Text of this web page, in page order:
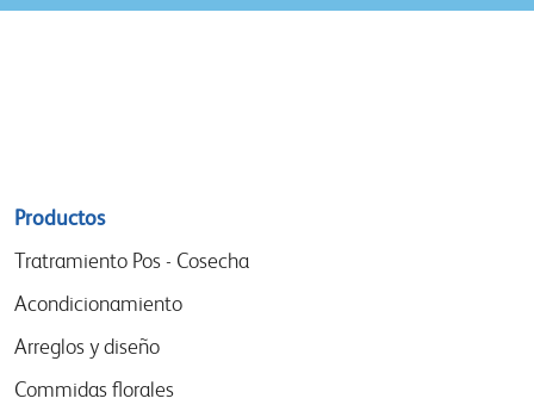
Sitemap
menu
Productos
Tratramiento Pos - Cosecha
Acondicionamiento
Arreglos y diseño
Commidas florales